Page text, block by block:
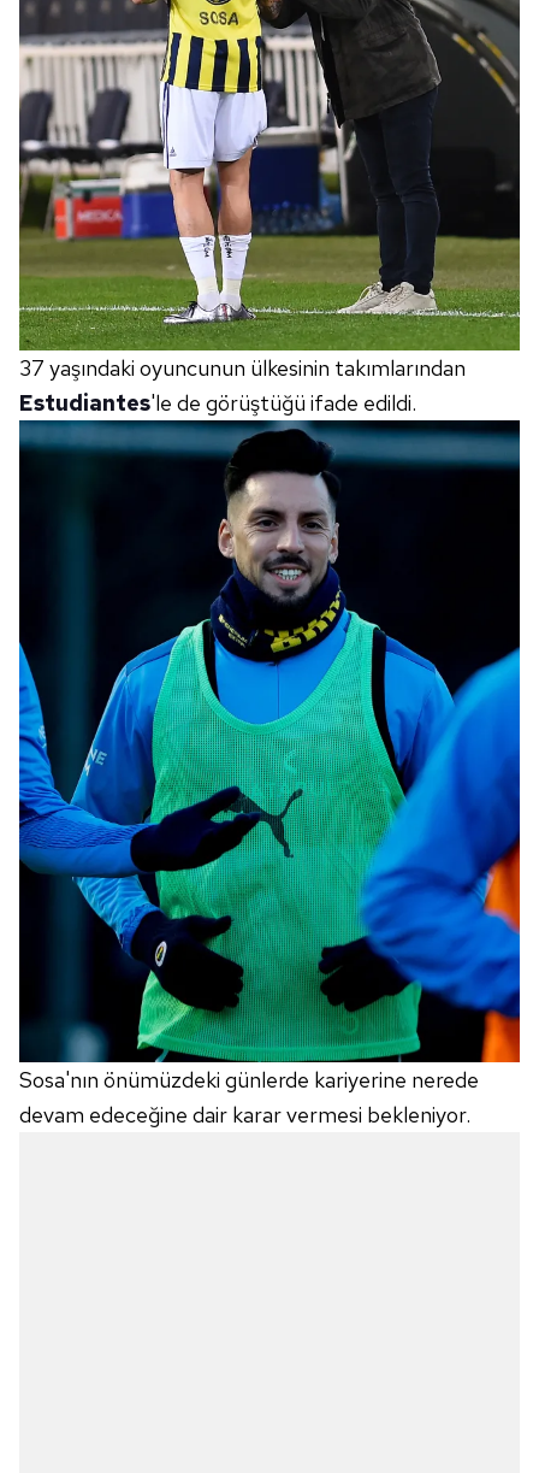
37 yaşındaki oyuncunun ülkesinin takımlarından
Estudiantes'le de görüştüğü ifade edildi.
Sosa'nın önümüzdeki günlerde kariyerine nerede
devam edeceğine dair karar vermesi bekleniyor.